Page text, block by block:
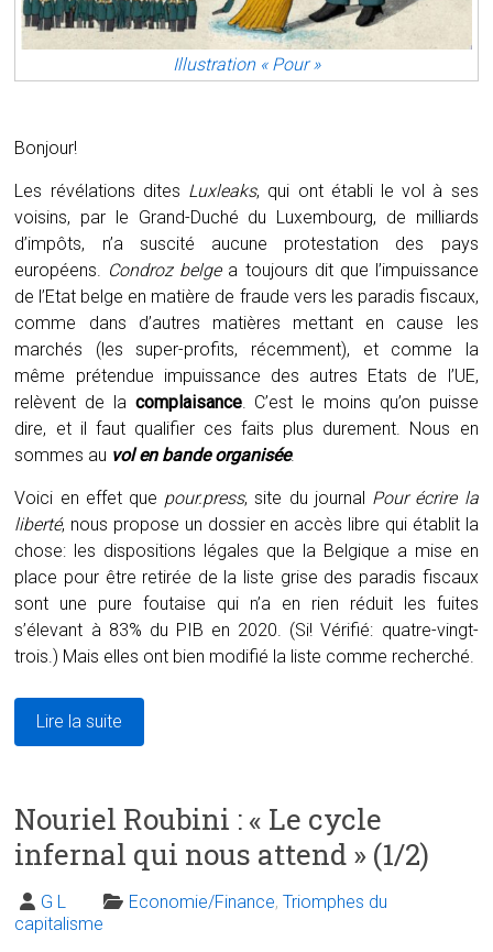
Illustration « Pour »
Bonjour!
Les révélations dites Luxleaks, qui ont établi le vol à ses
voisins, par le Grand-Duché du Luxembourg, de milliards
d’impôts, n’a suscité aucune protestation des pays
européens. Condroz belgea toujours dit que l’impuissance
de l’Etat belge en matière de fraude vers les paradis fiscaux,
comme dans d’autres matières mettant en cause les
marchés (les super-profits, récemment), et comme la
même prétendue impuissance des autres Etats de l’UE,
relèvent de la complaisance. C’est le moins qu’on puisse
dire, et il faut qualifier ces faits plus durement. Nous en
sommes au vol en bande organisée.
Voici en effet que pour.press, site du journal Pour écrire la
liberté, nous propose un dossier en accès libre qui établit la
chose: les dispositions légales que la Belgique a mise en
place pour être retirée de la liste grise des paradis fiscaux
sont une pure foutaise qui n’a en rien réduit les fuites
s’élevant à 83% du PIB en 2020. (Si! Vérifié: quatre-vingt-
trois.) Mais elles ont bien modifié la liste comme recherché.
Lire la suite
Nouriel Roubini : « Le cycle
infernal qui nous attend » (1/2)
G L Economie/Finance,Triomphes du
capitalisme